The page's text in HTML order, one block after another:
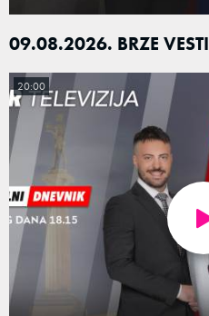
09.08.2026. BRZE VESTI
20:00